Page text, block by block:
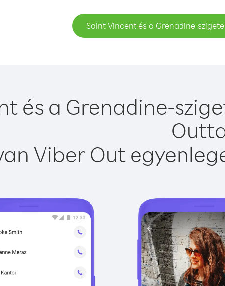
Saint Vincent és a Grenadine-
és a Grenadine-
Viber Out